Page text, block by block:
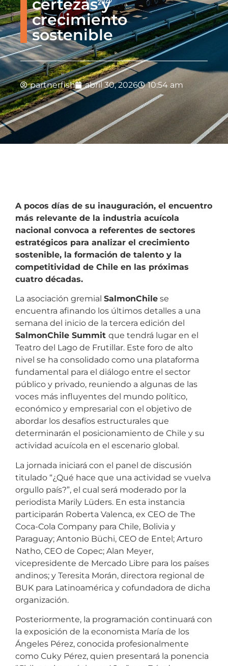
certezas y
crecimiento
sostenible
partnerfish abril 30, 2026 10:54 am
A pocos días de su inauguración, el encuentro
más relevante de la industria acuícola
nacional convoca a referentes de sectores
estratégicos para analizar el crecimiento
sostenible, la formación de talento y la
competitividad de Chile en las próximas
cuatro décadas.
La asociación gremial SalmonChile se
encuentra afinando los últimos detalles a una
semana del inicio de la tercera edición del
SalmonChile Summit que tendrá lugar en el
Teatro del Lago de Frutillar. Este foro de alto
nivel se ha consolidado como una plataforma
fundamental para el diálogo entre el sector
público y privado, reuniendo a algunas de las
voces más influyentes del mundo político,
económico y empresarial con el objetivo de
abordar los desafíos estructurales que
determinarán el posicionamiento de Chile y su
actividad acuícola en el escenario global.
La jornada iniciará con el panel de discusión
titulado “¿Qué hace que una actividad se vuelva
orgullo país?”, el cual será moderado por la
periodista Marily Lüders. En esta instancia
participarán Roberta Valenca, ex CEO de The
Coca-Cola Company para Chile, Bolivia y
Paraguay; Antonio Büchi, CEO de Entel; Arturo
Natho, CEO de Copec; Alan Meyer,
vicepresidente de Mercado Libre para los países
andinos; y Teresita Morán, directora regional de
BUK para Latinoamérica y cofundadora de dicha
organización.
Posteriormente, la programación continuará con
la exposición de la economista María de los
Ángeles Pérez, conocida profesionalmente
como Cuky Pérez, quien presentará la ponencia